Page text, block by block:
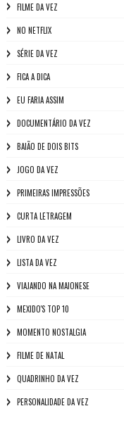
FILME DA VEZ
NO NETFLIX
SÉRIE DA VEZ
FICA A DICA
EU FARIA ASSIM
DOCUMENTÁRIO DA VEZ
BAIÃO DE DOIS BITS
JOGO DA VEZ
PRIMEIRAS IMPRESSÕES
CURTA LETRAGEM
LIVRO DA VEZ
LISTA DA VEZ
VIAJANDO NA MAIONESE
MEXIDO'S TOP 10
MOMENTO NOSTALGIA
FILME DE NATAL
QUADRINHO DA VEZ
PERSONALIDADE DA VEZ